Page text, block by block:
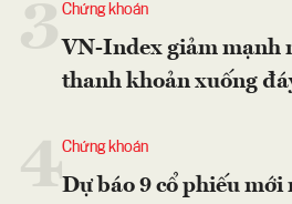
Chứng khoán
VN-Index giảm mạnh
thanh khoản xuống
4Chứng khoán
Dự báo 9 cổ phiếu